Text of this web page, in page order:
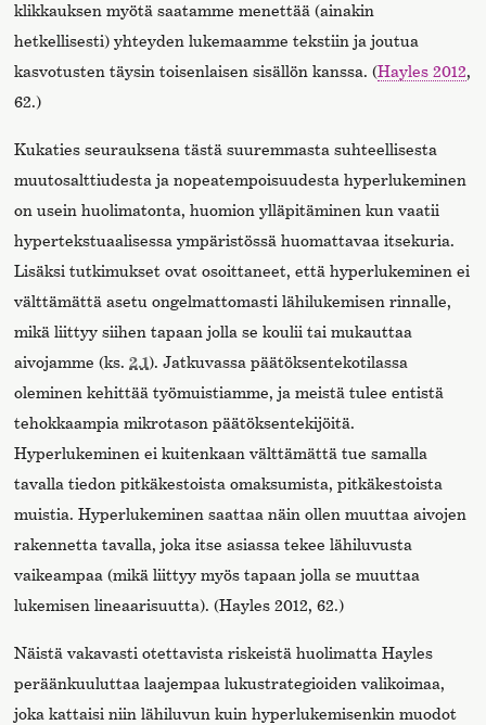
klikkauksen myötä saatamme menettää (ainakin
hetkellisesti) yhteyden lukemaamme tekstiin ja joutua
kasvotusten täysin toisenlaisen sisällön kanssa. (Hayles 2012,
62.)
Kukaties seurauksena tästä suuremmasta suhteellisesta
muutosalttiudesta ja nopeatempoisuudesta hyperlukeminen
on usein huolimatonta, huomion ylläpitäminen kun vaatii
hypertekstuaalisessa ympäristössä huomattavaa itsekuria.
Lisäksi tutkimukset ovat osoittaneet, että hyperlukeminen ei
välttämättä asetu ongelmattomasti lähilukemisen rinnalle,
mikä liittyy siihen tapaan jolla se koulii tai mukauttaa
aivojamme (ks.2.1). Jatkuvassa päätöksentekotilassa
oleminen kehittää työmuistiamme, ja meistä tulee entistä
tehokkaampia mikrotason päätöksentekijöitä.
Hyperlukeminen ei kuitenkaan välttämättä tue samalla
tavalla tiedon pitkäkestoista omaksumista, pitkäkestoista
muistia. Hyperlukeminen saattaa näin ollen muuttaa aivojen
rakennetta tavalla, joka itse asiassa tekee lähiluvusta
vaikeampaa (mikä liittyy myös tapaan jolla se muuttaa
lukemisen lineaarisuutta). (Hayles 2012, 62.)
Näistä vakavasti otettavista riskeistä huolimatta Hayles
peräänkuuluttaa laajempaa lukustrategioiden valikoimaa,
joka kattaisi niin lähiluvun kuin hyperlukemisenkin muodot